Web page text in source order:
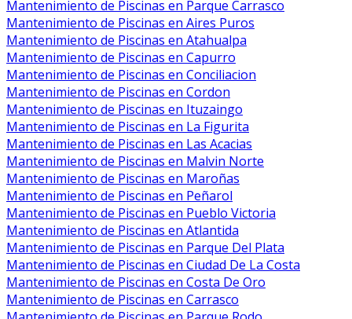
Mantenimiento de Piscinas en Parque Carrasco
Mantenimiento de Piscinas en Aires Puros
Mantenimiento de Piscinas en Atahualpa
Mantenimiento de Piscinas en Capurro
Mantenimiento de Piscinas en Conciliacion
Mantenimiento de Piscinas en Cordon
Mantenimiento de Piscinas en Ituzaingo
Mantenimiento de Piscinas en La Figurita
Mantenimiento de Piscinas en Las Acacias
Mantenimiento de Piscinas en Malvin Norte
Mantenimiento de Piscinas en Maroñas
Mantenimiento de Piscinas en Peñarol
Mantenimiento de Piscinas en Pueblo Victoria
Mantenimiento de Piscinas en Atlantida
Mantenimiento de Piscinas en Parque Del Plata
Mantenimiento de Piscinas en Ciudad De La Costa
Mantenimiento de Piscinas en Costa De Oro
Mantenimiento de Piscinas en Carrasco